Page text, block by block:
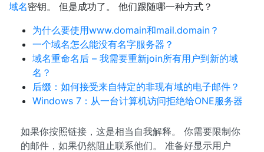
域名密钥。 但是成功了。 他们跟随哪一种方式？
为什么要使用www.domain和mail.domain？
一个域名怎么能没有名字服务器？
域名重命名后 – 我需要重新join所有用户到新的域
名？
后缀：如何接受来自特定的非现有域的电子邮件？
Windows 7：从一台计算机访问拒绝给ONE服务器
如果你按照链接，这是相当自我解释。 你需要限制你
的邮件，如果仍然阻止联系他们。 准备好显示用户